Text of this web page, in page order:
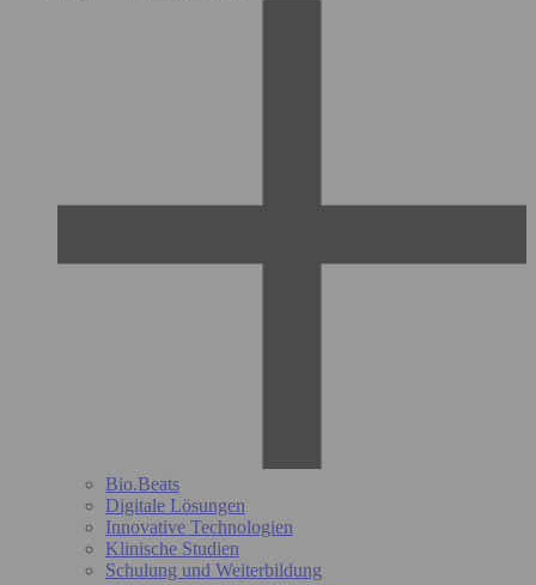
Bio.Beats
Digitale Lösungen
Innovative Technologien
Klinische Studien
Schulung und Weiterbildung